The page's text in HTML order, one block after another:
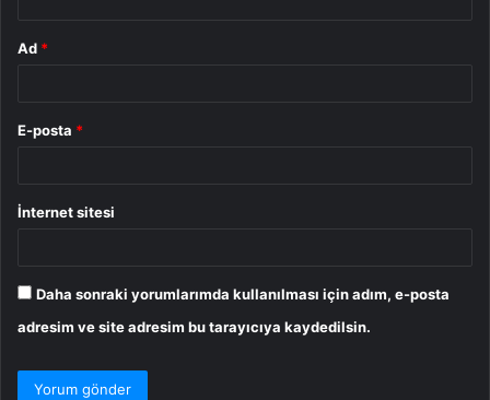
Ad *
E-posta *
İnternet sitesi
Daha sonraki yorumlarımda kullanılması için adım, e-posta
adresim ve site adresim bu tarayıcıya kaydedilsin.